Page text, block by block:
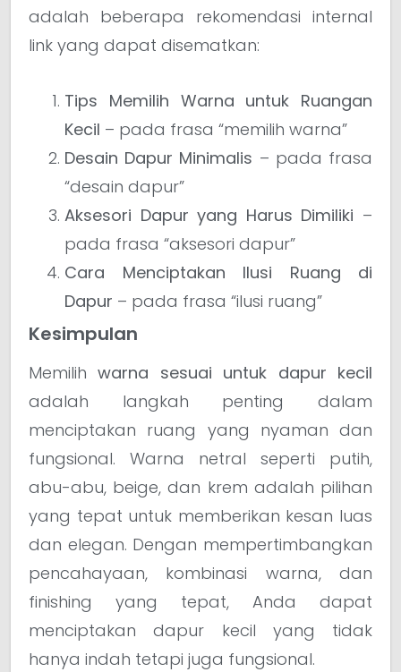
adalah beberapa rekomendasi internal
link yang dapat disematkan:
Tips Memilih Warna untuk Ruangan
Kecil – pada frasa “memilih warna”
Desain Dapur Minimalis – pada frasa
“desain dapur”
Aksesori Dapur yang Harus Dimiliki –
pada frasa “aksesori dapur”
Cara Menciptakan Ilusi Ruang di
Dapur – pada frasa “ilusi ruang”
Kesimpulan
Memilihwarna sesuai untuk dapur kecil
adalah langkah penting dalam
menciptakan ruang yang nyaman dan
fungsional. Warna netral seperti putih,
abu-abu, beige, dan krem adalah pilihan
yang tepat untuk memberikan kesan luas
dan elegan. Dengan mempertimbangkan
pencahayaan, kombinasi warna, dan
finishing yang tepat, Anda dapat
menciptakan dapur kecil yang tidak
hanya indah tetapi juga fungsional.